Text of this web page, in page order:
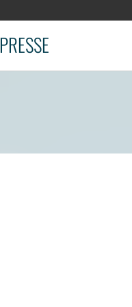
PRESSE